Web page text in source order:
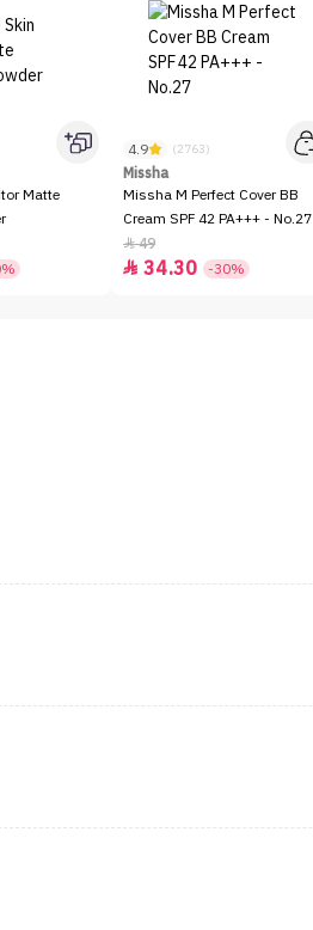
Matte
4.9 (2763)
Missha
Missha M Perfect Cover BB
Cream SPF 42 PA+++ - No.27
49
 34.30 -30%